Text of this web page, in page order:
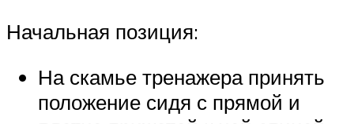
Начальная позиция:
На скамье тренажера принять
положение сидя с прямой и